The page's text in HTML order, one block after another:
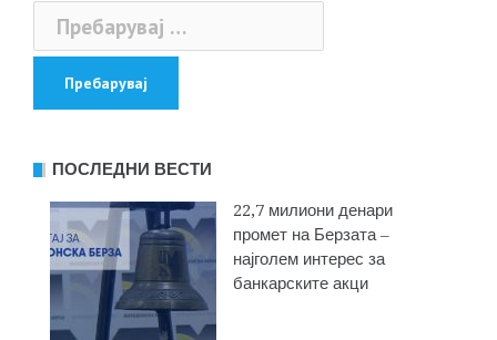
написи
Пребарувај
за:
ПОСЛЕДНИ ВЕСТИ
22,7 милиони денари
промет на Берзата –
најголем интерес за
банкарските акци